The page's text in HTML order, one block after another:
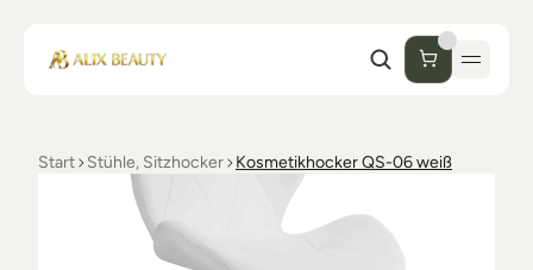
Start
Unternehmen
Start Stühle, Sitzhocker Kosmetikhocker QS-06 weiß